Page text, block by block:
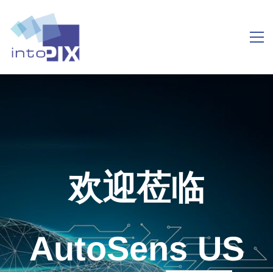
欢迎莅临
AutoSens US